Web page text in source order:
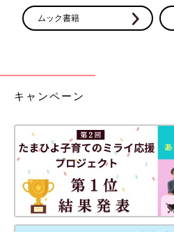
ムック書籍
キャンペーン